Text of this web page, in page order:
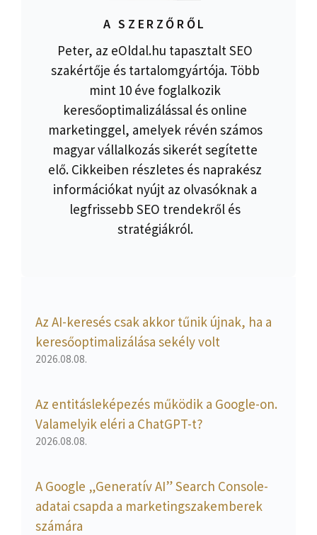
A SZERZŐRŐL
Peter, az eOldal.hu tapasztalt SEO
szakértője és tartalomgyártója. Több
mint 10 éve foglalkozik
keresőoptimalizálással és online
marketinggel, amelyek révén számos
magyar vállalkozás sikerét segítette
elő. Cikkeiben részletes és naprakész
információkat nyújt az olvasóknak a
legfrissebb SEO trendekről és
stratégiákról.
Az AI-keresés csak akkor tűnik újnak, ha a
keresőoptimalizálása sekély volt
2026.08.08.
Az entitásleképezés működik a Google-on.
Valamelyik eléri a ChatGPT-t?
2026.08.08.
A Google „Generatív AI” Search Console-
adatai csapda a marketingszakemberek
számára